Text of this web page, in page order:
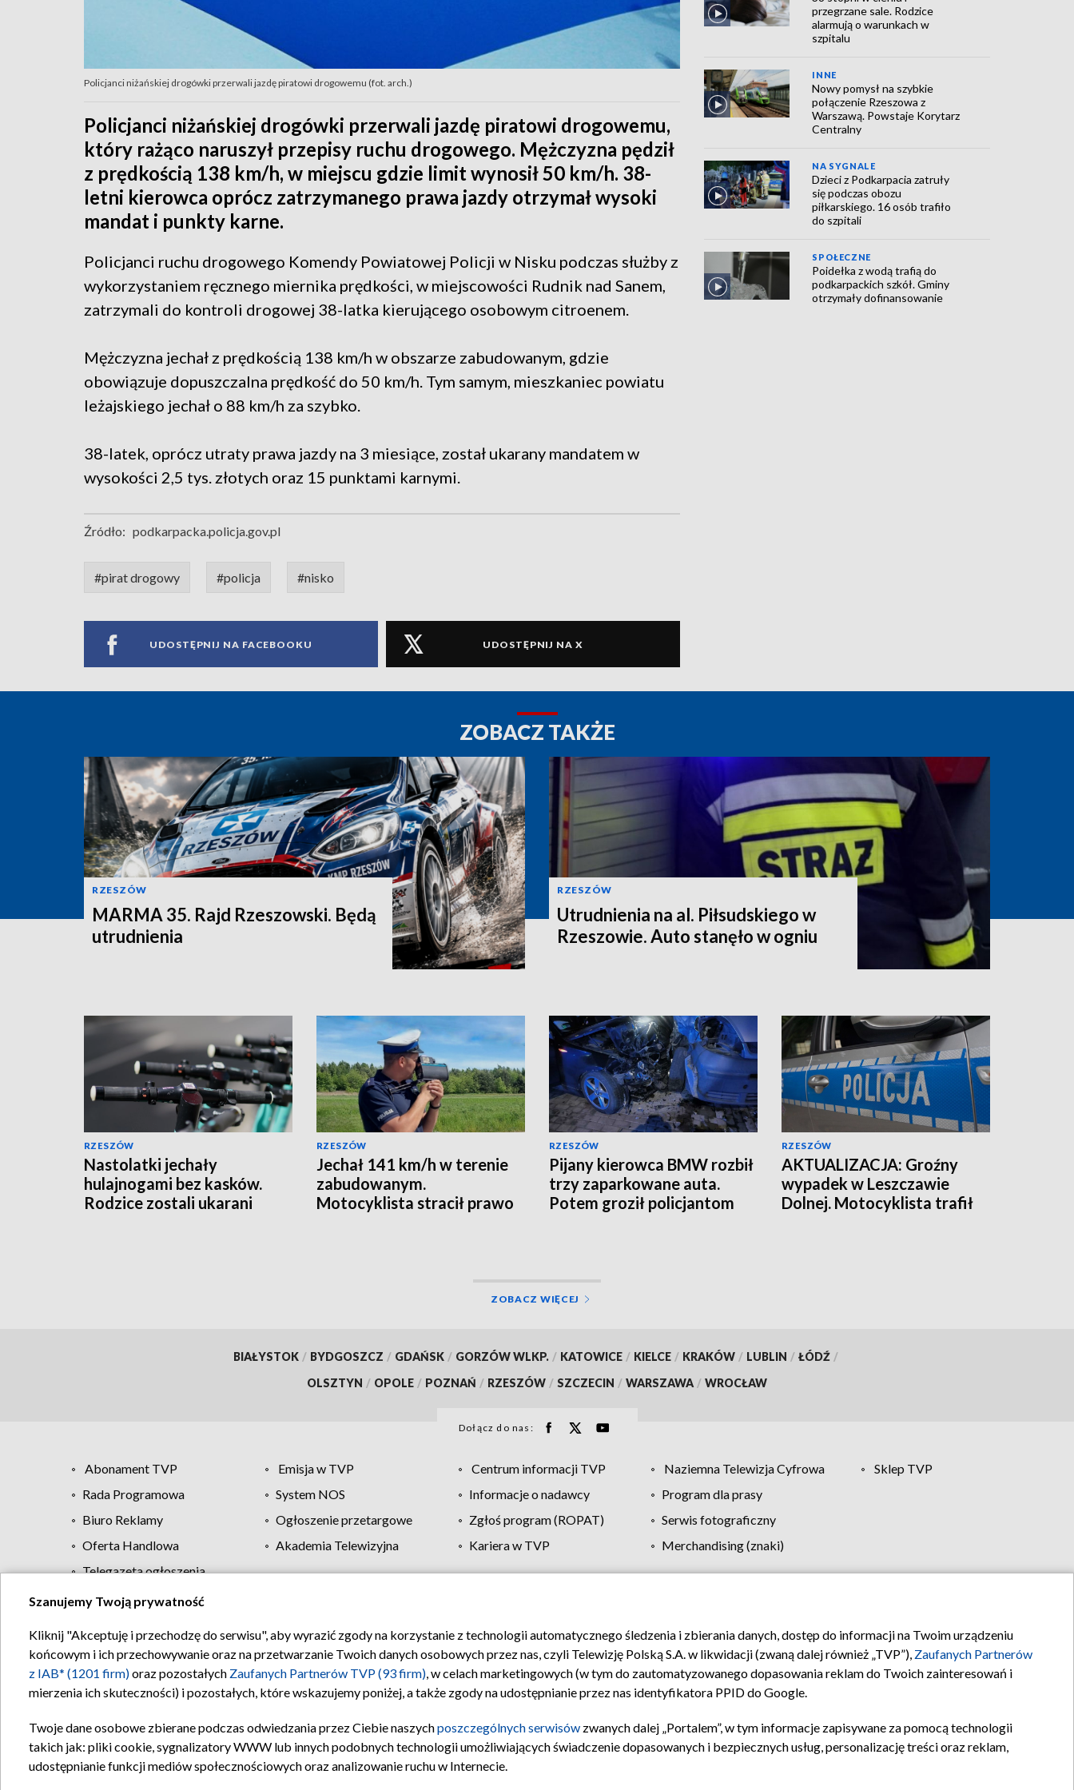
Policjanci niżańskiej drogówki przerwali jazdę piratowi drogowemu (fot. arch.)
Policjanci niżańskiej drogówki przerwali jazdę piratowi drogowemu,
który rażąco naruszył przepisy ruchu drogowego. Mężczyzna pędził
z prędkością 138 km/h, w miejscu gdzie limit wynosił 50 km/h. 38-
letni kierowca oprócz zatrzymanego prawa jazdy otrzymał wysoki
mandat i punkty karne.
Policjanci ruchu drogowego Komendy Powiatowej Policji w Nisku podczas służby z
wykorzystaniem ręcznego miernika prędkości, w miejscowości Rudnik nad Sanem,
zatrzymali do kontroli drogowej 38-latka kierującego osobowym citroenem.
Mężczyzna jechał z prędkością 138 km/h w obszarze zabudowanym, gdzie
obowiązuje dopuszczalna prędkość do 50 km/h. Tym samym, mieszkaniec powiatu
leżajskiego jechał o 88 km/h za szybko.
38-latek, oprócz utraty prawa jazdy na 3 miesiące, został ukarany mandatem w
wysokości 2,5 tys. złotych oraz 15 punktami karnymi.
Źródło: podkarpacka.policja.gov.pl
#pirat drogowy #policja #nisko
UDOSTĘPNIJ NA FACEBOOKU UDOSTĘPNIJ NA X
przegrzane sale. Rodzice
alarmują o warunkach w
szpitalu
INNE
Nowy pomysł na szybkie
połączenie Rzeszowa z
Warszawą. Powstaje Korytarz
Centralny
NA SYGNALE
Dzieci z Podkarpacia zatruły
się podczas obozu
piłkarskiego. 16 osób trafiło
do szpitali
SPOŁECZNE
Poidełka z wodą trafią do
podkarpackich szkół. Gminy
otrzymały dofinansowanie
ZOBACZ TAKŻE
RZESZÓW
MARMA 35. Rajd Rzeszowski. Będą
utrudnienia
RZESZÓW
Utrudnienia na al. Piłsudskiego w
Rzeszowie. Auto stanęło w ogniu
RZESZÓW
Nastolatki jechały
hulajnogami bez kasków.
Rodzice zostali ukarani
RZESZÓW
Jechał 141 km/h w terenie
zabudowanym.
Motocyklista stracił prawo
RZESZÓW
Pijany kierowca BMW rozbił
trzy zaparkowane auta.
Potem groził policjantom
RZESZÓW
AKTUALIZACJA: Groźny
wypadek w Leszczawie
Dolnej. Motocyklista trafił
ZOBACZ WIĘCEJ
BIAŁYSTOK / BYDGOSZCZ / GDAŃSK / GORZÓW WLKP. / KATOWICE / KIELCE / KRAKÓW / LUBLIN / ŁÓDŹ /
OLSZTYN / OPOLE / POZNAŃ / RZESZÓW / SZCZECIN / WARSZAWA / WROCŁAW
Dołącz do nas:
Abonament TVP Emisja w TVP Centrum informacji TVP Naziemna Telewizja Cyfrowa
Sklep TVP
Rada Programowa
System NOS Informacje o nadawcy
Program dla prasy
Biuro Reklamy
Ogłoszenie przetargowe Zgłoś program (ROPAT)
Serwis fotograficzny
Oferta Handlowa
Akademia Telewizyjna Kariera w TVP
Merchandising (znaki)
Telegazeta ogłoszenia
Regulamin TVP Polityka prywatności Moje zgody Pomoc Biuro reklamy Kontakt
Szanujemy Twoją prywatność
Kliknij "Akceptuję i przechodzę do serwisu", aby wyrazić zgody na korzystanie z technologii automatycznego śledzenia i zbierania danych, dostęp do informacji na Twoim urządzeniu
końcowym i ich przechowywanie oraz na przetwarzanie Twoich danych osobowych przez nas, czyli Telewizję Polską S.A. w likwidacji (zwaną dalej również „TVP”), Zaufanych Partnerów
z IAB* (1201 firm)oraz pozostałych Zaufanych Partnerów TVP (93 firm), w celach marketingowych (w tym do zautomatyzowanego dopasowania reklam do Twoich zainteresowań i
mierzenia ich skuteczności) i pozostałych, które wskazujemy poniżej, a także zgody na udostępnianie przez nas identyfikatora PPID do Google.
Twoje dane osobowe zbierane podczas odwiedzania przez Ciebie naszychposzczególnych serwisów zwanych dalej „Portalem”, w tym informacje zapisywane za pomocą technologii
takich jak: pliki cookie, sygnalizatory WWW lub innych podobnych technologii umożliwiających świadczenie dopasowanych i bezpiecznych usług, personalizację treści oraz reklam,
udostępnianie funkcji mediów społecznościowych oraz analizowanie ruchu w Internecie.